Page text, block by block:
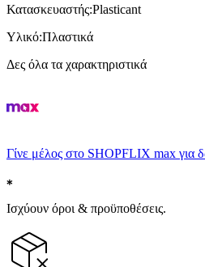
Κατασκευαστής:Plasticant
Υλικό:Πλαστικά
Δες όλα τα χαρακτηριστικά
Γίνε μέλος στο SHOPFLIX max για
Ισχύουν όροι & προϋποθέσεις.